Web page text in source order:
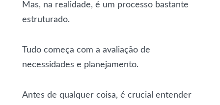
Mas, na realidade, é um processo bastante
estruturado.
Tudo começa com a avaliação de
necessidades e planejamento.
Antes de qualquer coisa, é crucial entender